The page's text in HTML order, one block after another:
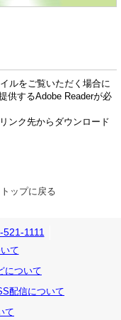
ルをご覧いただく場合に
供するAdobe Readerが必
ンク先からダウンロード
トップに戻る
521-1111
て
について
配信について
て